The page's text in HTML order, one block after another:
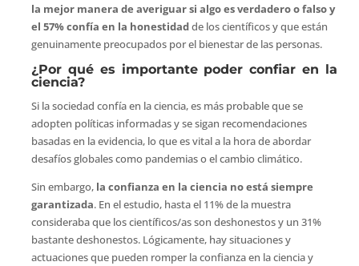
la mejor manera de averiguar si algo es verdadero o falso y
el 57% confía en la honestidadde los científicos y que están
genuinamente preocupados por el bienestar de las personas.
¿Por qué es importante poder confiar en la
ciencia?
Si la sociedad confía en la ciencia, es más probable que se
adopten políticas informadas y se sigan recomendaciones
basadas en la evidencia, lo que es vital a la hora de abordar
desafíos globales como pandemias o el cambio climático.
Sin embargo,la confianza en la ciencia no está siempre
garantizada. En el estudio, hasta el 11% de la muestra
consideraba que los científicos/as son deshonestos y un 31%
bastante deshonestos. Lógicamente, hay situaciones y
actuaciones que pueden romper la confianza en la ciencia y